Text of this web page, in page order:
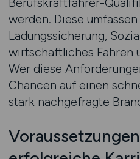
werden. Diese
Ladungssicherung,
wirtschaftliches Fahren
Wer diese
Chancen auf einen
stark nachgefragte